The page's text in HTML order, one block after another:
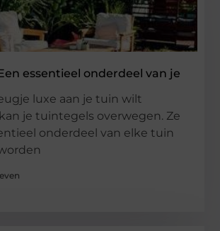
essentieel onderdeel van je
luxe aan je tuin wilt
je tuintegels overwegen. Ze
onderdeel van elke tuin